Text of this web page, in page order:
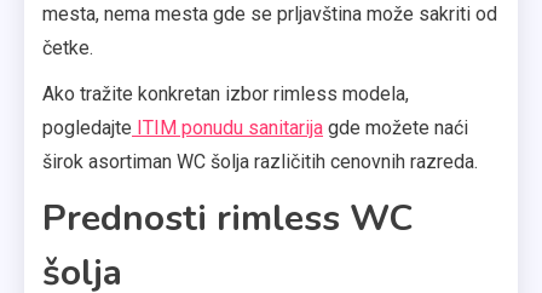
mesta, nema mesta gde se prljavština može sakriti od
četke.
Ako tražite konkretan izbor rimless modela,
pogledajte ITIM ponudu sanitarija gde možete naći
širok asortiman WC šolja različitih cenovnih razreda.
Prednosti rimless WC
šolja